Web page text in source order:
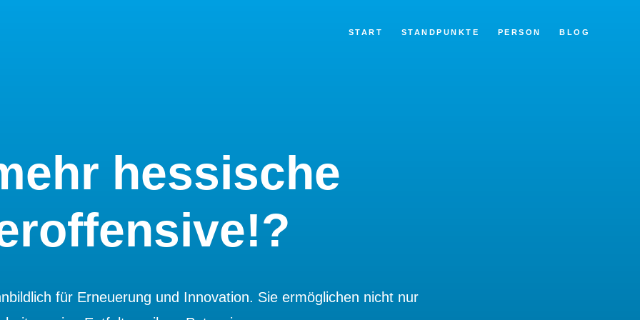
START STANDPUNKTE PERSON BLOG
hessische
für Erneuerung und Innovation. Sie ermöglichen nicht nur